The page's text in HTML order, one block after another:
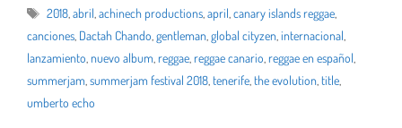
2018,abril,achinech productions,april,canary islands reggae,
canciones, Dactah Chando,gentleman,global cityzen,internacional,
lanzamiento,nuevo album,reggae,reggae canario,reggae en español,
summerjam,summerjam festival 2018,tenerife,the evolution,title,
umberto echo